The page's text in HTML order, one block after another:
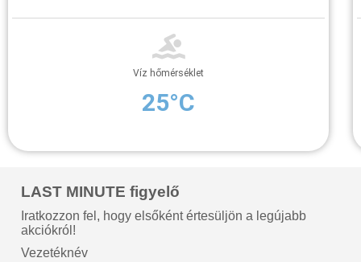
Víz hőmérséklet
25°C
LAST MINUTE figyelő
Iratkozzon fel, hogy elsőként értesüljön a legújabb
akciókról!
Vezetéknév